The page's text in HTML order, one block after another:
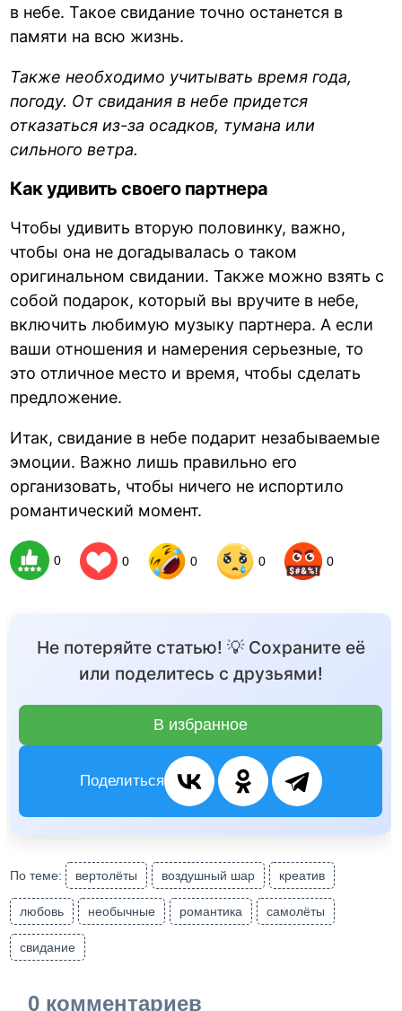
в небе. Такое свидание точно останется в
памяти на всю жизнь.
Также необходимо учитывать время года,
погоду. От свидания в небе придется
отказаться из-за осадков, тумана или
сильного ветра.
Как удивить своего партнера
Чтобы удивить вторую половинку, важно,
чтобы она не догадывалась о таком
оригинальном свидании. Также можно взять с
собой подарок, который вы вручите в небе,
включить любимую музыку партнера. А если
ваши отношения и намерения серьезные, то
это отличное место и время, чтобы сделать
предложение.
Итак, свидание в небе подарит незабываемые
эмоции. Важно лишь правильно его
организовать, чтобы ничего не испортило
романтический момент.
0 0 0 0 0
Не потеряйте статью! 💡 Сохраните её
или поделитесь с друзьями!
В избранное
Поделиться
По теме: вертолёты воздушный шар креатив
любовь необычные романтика самолёты
свидание
0 комментариев